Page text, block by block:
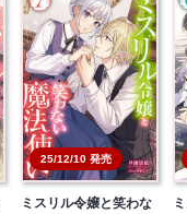
25/12/10 発売
ミスリル令嬢と笑わな